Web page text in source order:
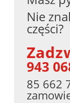
Nie
części?
943
85 662